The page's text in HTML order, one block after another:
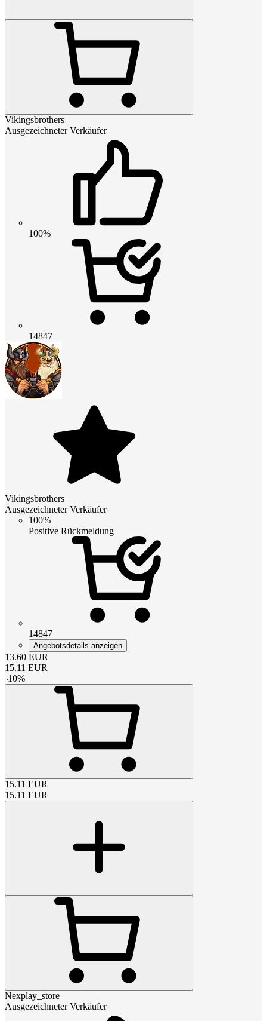
Vikingsbrothers
Ausgezeichneter Verkäufer
100%
14847
Vikingsbrothers
Ausgezeichneter Verkäufer
100%
Positive Rückmeldung
14847
Angebotsdetails anzeigen
13.60 EUR
15.11 EUR
-10%
15.11 EUR
15.11 EUR
Nexplay_store
Ausgezeichneter Verkäufer